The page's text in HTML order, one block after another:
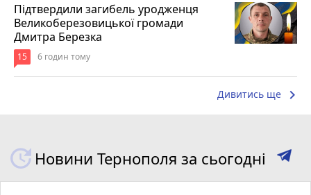
Підтвердили загибель уродженця
Великоберезовицької громади
Дмитра Березка
15 6 годин тому
Дивитись ще keyboard_arrow_right
Новини Тернополя за сьогодні